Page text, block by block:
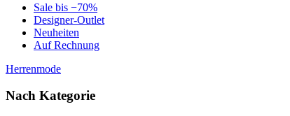
Sale bis −70%
Designer-Outlet
Neuheiten
Auf Rechnung
Herrenmode
Nach Kategorie